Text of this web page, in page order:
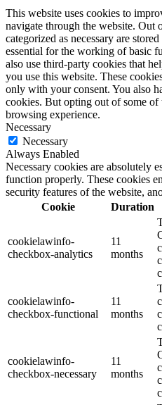
This website uses cookies to
navigate through the website. Out
categorized as necessary are
essential for the working of basic
also use third-party cookies that
you use this website. These
only with your consent. You also
cookies. But opting out of some of
browsing experience.
Necessary
Necessary
Always Enabled
Necessary cookies are absolutely
function properly. These cookies
security features of the website,
Cookie
Duration
cookielawinfo-
checkbox-analytics
11
months
cookielawinfo-
checkbox-functional
11
months
cookielawinfo-
checkbox-necessary
11
months